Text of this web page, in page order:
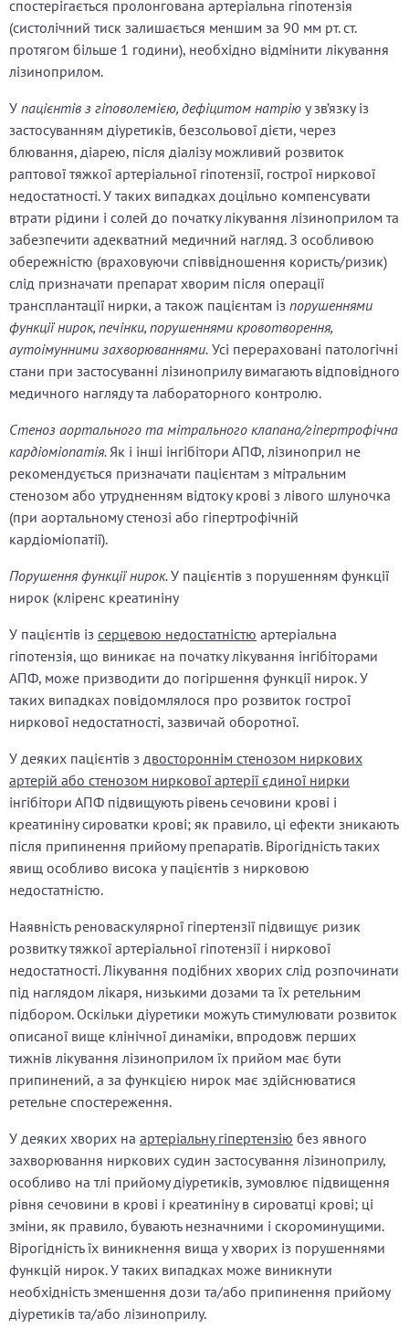
спостерігається пролонгована артеріальна гіпотензія
(систолічний тиск залишається меншим за 90 мм рт. ст.
протягом більше 1 години), необхідно відмінити лікування
лізиноприлом.
У пацієнтів з гіповолемією, дефіцитом натрію у зв’язку із
застосуванням діуретиків, безсольової дієти, через
блювання, діарею, після діалізу можливий розвиток
раптової тяжкої артеріальної гіпотензії, гострої ниркової
недостатності. У таких випадках доцільно компенсувати
втрати рідини і солей до початку лікування лізиноприлом та
забезпечити адекватний медичний нагляд. З особливою
обережністю (враховуючи співвідношення користь/ризик)
слід призначати препарат хворим після операції
трансплантації нирки, а також пацієнтам із порушеннями
функції нирок, печінки, порушеннями кровотворення,
аутоімунними захворюваннями. Усі перераховані патологічні
стани при застосуванні лізиноприлу вимагають відповідного
медичного нагляду та лабораторного контролю.
Стеноз аортального та мітрального клапана/гіпертрофічна
кардіоміопатія.Як і інші інгібітори АПФ, лізиноприл не
рекомендується призначати пацієнтам з мітральним
стенозом або утрудненням відтоку крові з лівого шлуночка
(при аортальному стенозі або гіпертрофічній
кардіоміопатії).
Порушення функції нирок.У пацієнтів з порушенням функції
нирок (кліренс креатиніну
У пацієнтів із серцевою недостатністю артеріальна
гіпотензія, що виникає на початку лікування інгібіторами
АПФ, може призводити до погіршення функції нирок. У
таких випадках повідомлялося про розвиток гострої
ниркової недостатності, зазвичай оборотної.
У деяких пацієнтів з двостороннім стенозом ниркових
артерій або стенозом ниркової артерії єдиної нирки
інгібітори АПФ підвищують рівень сечовини крові і
креатиніну сироватки крові; як правило, ці ефекти зникають
після припинення прийому препаратів. Вірогідність таких
явищ особливо висока у пацієнтів з нирковою
недостатністю.
Наявність реноваскулярної гіпертензії підвищує ризик
розвитку тяжкої артеріальної гіпотензії і ниркової
недостатності. Лікування подібних хворих слід розпочинати
під наглядом лікаря, низькими дозами та їх ретельним
підбором. Оскільки діуретики можуть стимулювати розвиток
описаної вище клінічної динаміки, впродовж перших
тижнів лікування лізиноприлом їх прийом має бути
припинений, а за функцією нирок має здійснюватися
ретельне спостереження.
У деяких хворих на артеріальну гіпертензію без явного
захворювання ниркових судин застосування лізиноприлу,
особливо на тлі прийому діуретиків, зумовлює підвищення
рівня сечовини в крові і креатиніну в сироватці крові; ці
зміни, як правило, бувають незначними і скороминущими.
Вірогідність їх виникнення вища у хворих із порушеннями
функцій нирок. У таких випадках може виникнути
необхідність зменшення дози та/або припинення прийому
діуретиків та/або лізиноприлу.